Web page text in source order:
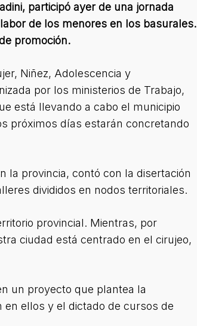
participó ayer de una jornada
de los menores en los basurales.
promoción.
Niñez, Adolescencia y
por los ministerios de Trabajo,
está llevando a cabo el municipio
próximos días estarán concretando
la provincia, contó con la disertación
divididos en nodos territoriales.
provincial. Mientras, por
ciudad está centrado en el cirujeo,
un proyecto que plantea la
ellos y el dictado de cursos de